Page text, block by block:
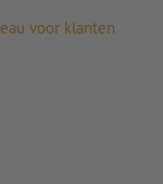
voor klanten